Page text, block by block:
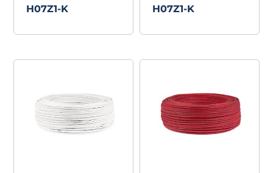
H07Z1-K
H07Z1-K